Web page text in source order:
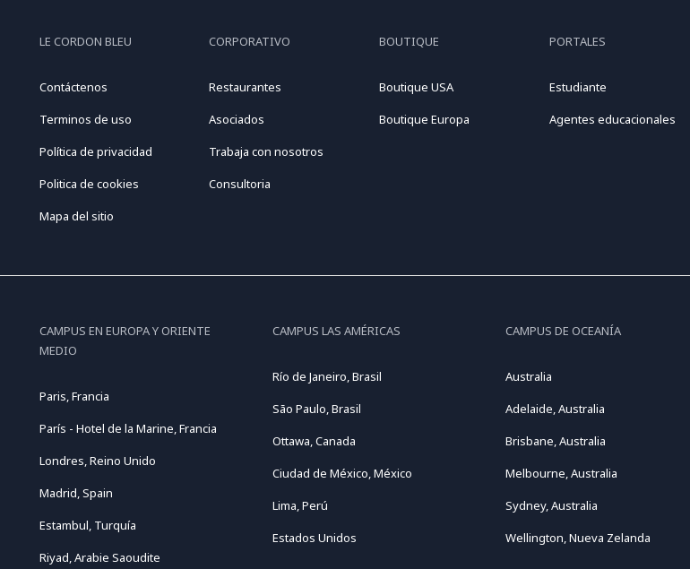
LE CORDON BLEU
Contáctenos
Terminos de uso
Política de privacidad
Politica de cookies
Mapa del sitio
CORPORATIVO
Restaurantes
Asociados
Trabaja con nosotros
Consultoria
BOUTIQUE
Boutique USA
Boutique Europa
PORTALES
Estudiante
Agentes educacionales
CAMPUS EN EUROPA Y ORIENTE
MEDIO
Paris, Francia
París - Hotel de la Marine, Francia
Londres, Reino Unido
Madrid, Spain
Estambul, Turquía
Riyad, Arabie Saoudite
CAMPUS LAS AMÉRICAS
Río de Janeiro, Brasil
São Paulo, Brasil
Ottawa, Canada
Ciudad de México, México
Lima, Perú
Estados Unidos
CAMPUS DE OCEANÍA
Australia
Adelaide, Australia
Brisbane, Australia
Melbourne, Australia
Sydney, Australia
Wellington, Nueva Zelanda